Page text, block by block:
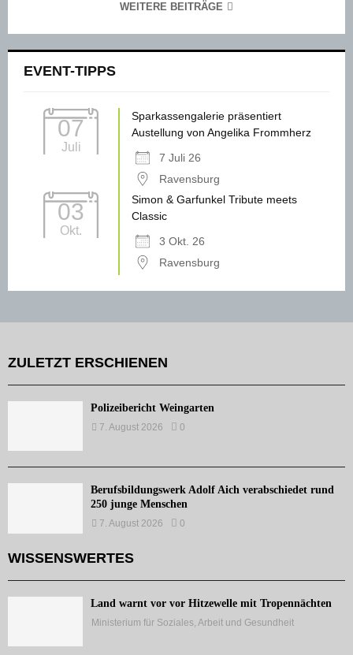
WEITERE BEITRÄGE
EVENT-TIPPS
07
Juli
Sparkassengalerie präsentiert
Austellung von Angelika Frommherz
7 Juli 26
Ravensburg
03
Okt.
Simon & Garfunkel Tribute meets
Classic
3 Okt. 26
Ravensburg
ZULETZT ERSCHIENEN
Polizeibericht Weingarten
7. August 2026 0
Berufsbildungswerk Adolf Aich verabschiedet rund
250 junge Menschen
7. August 2026 0
WISSENSWERTES
Land warnt vor vor Hitzewelle mit Tropennächten
Ministerium für Soziales, Arbeit und Gesundheit